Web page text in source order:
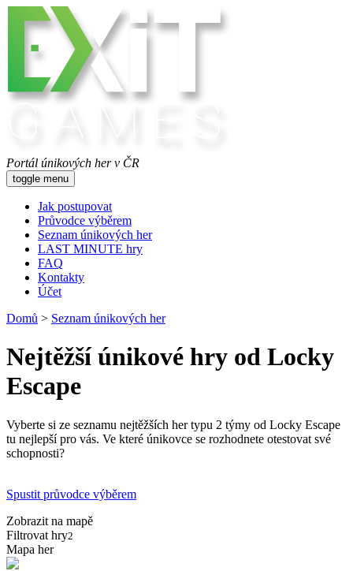
Portál únikových her v ČR
toggle menu
Jak postupovat
Průvodce výběrem
Seznam únikových her
LAST MINUTE hry
FAQ
Kontakty
Účet
Domů > Seznam únikových her
Nejtěžší únikové hry od Locky
Escape
Vyberte si ze seznamu nejtěžších her typu 2 týmy od Locky Escape
tu nejlepší pro vás. Ve které únikovce se rozhodnete otestovat své
schopnosti?
Spustit průvodce výběrem
Zobrazit na mapě
Filtrovat hry2
Mapa her